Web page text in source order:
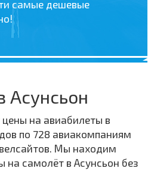
самые дешевые
Асунсьон
на авиабилеты в
по 728 авиакомпаниям
Мы находим
самолёт в Асунсьон без